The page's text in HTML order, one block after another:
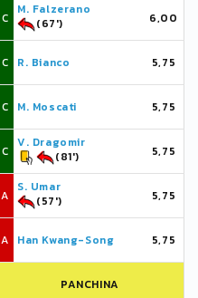
C
M. Falzerano
(67')
6,00
C R. Bianco 5,75
C M. Moscati 5,75
C
V. Dragomir
(81')
5,75
A
S. Umar
(57')
5,75
A Han Kwang-Song 5,75
PANCHINA